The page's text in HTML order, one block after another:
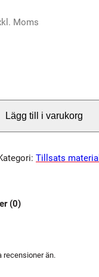
Moms
Lägg till i varukorg
Tillsats material
(0)
recensioner än.